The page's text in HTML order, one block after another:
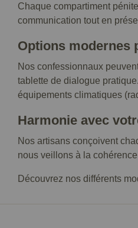
Chaque compartiment
communication tout en
Options modernes
Nos confessionnaux
tablette de dialogue
équipements climatiques
Harmonie avec
Nos artisans conçoivent
nous veillons à la
Découvrez nos différents